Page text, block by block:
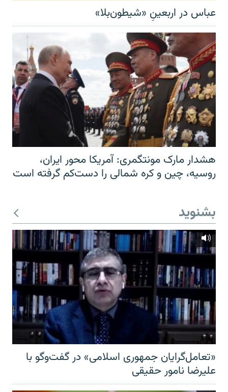
عباس در اربعینِ «شیطون‌بلا»
هشدار مارک مونتگمری: آمریکا محور ایران،
روسیه، چین و کره شمالی را دست‌کم گرفته است
بشنوید
«تعامل‌گرایان جمهوری اسلامی» در گفت‌وگو با
علیرضا نامور حقیقی